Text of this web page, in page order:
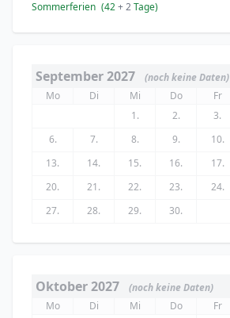
Sommerferien (42+ 2Tage)
September 2027
(noch keine Daten)
Mo
Di Mi Do Fr
1.
2. 3.
6.
7. 8. 9. 10.
13.
14. 15. 16. 17.
20.
21. 22. 23. 24.
27.
28. 29. 30.
Oktober 2027
(noch keine Daten)
Mo
Di Mi Do Fr